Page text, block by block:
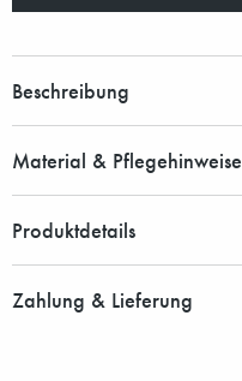
Beschreibung
Material & Pflegehinweise
Produktdetails
Zahlung & Lieferung